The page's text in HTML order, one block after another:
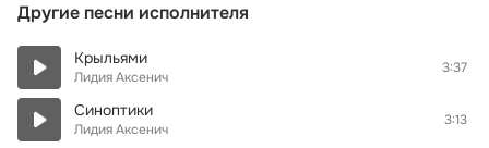
Другие песни исполнителя
Крыльями
Лидия Аксенич
3:37
Синоптики
Лидия Аксенич
3:13